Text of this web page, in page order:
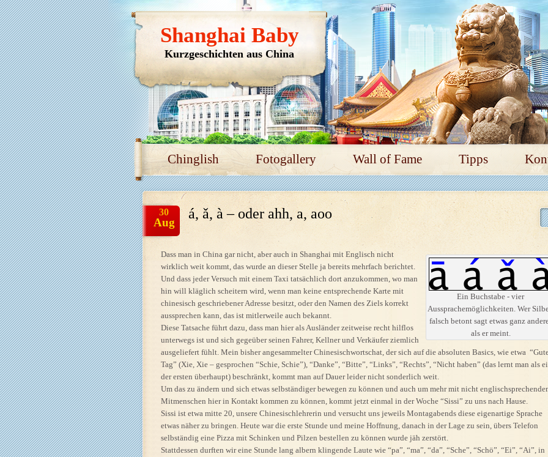
Chinglish Fotogallery Wall of Fame Tipps
Shanghai Baby
Kurzgeschichten aus China
á, ǎ, à – oder ahh, a, aoo
30
Aug
Ein Buchstabe - vier
Aussprachemöglichkeiten. Wer
falsch betont sagt etwas ganz
als er meint.
Dass man in China gar nicht, aber auch in Shanghai mit Englisch nicht
wirklich weit kommt, das wurde an dieser Stelle ja bereits mehrfach berichtet.
Und dass jeder Versuch mit einem Taxi tatsächlich dort anzukommen, wo man
hin will kläglich scheitern wird, wenn man keine entsprechende Karte mit
chinesisch geschriebener Adresse besitzt, oder den Namen des Ziels korrekt
aussprechen kann, das ist mitlerweile auch bekannt.
Diese Tatsache führt dazu, dass man hier als Ausländer zeitweise recht hilflos
unterwegs ist und sich gegeüber seinen Fahrer, Kellner und Verkäufer ziemlich
ausgeliefert fühlt. Mein bisher angesammelter Chinesischwortschat, der sich auf die absoluten Basics, wie etwa
Tag” (Xie, Xie – gesprochen “Schie, Schie”), “Danke”, “Bitte”, “Links”, “Rechts”, “Nicht haben” (das lernt man als
der ersten überhaupt) beschränkt, kommt man auf Dauer leider nicht sonderlich weit.
Um das zu ändern und sich etwas selbständiger bewegen zu können und auch um mehr mit nicht
Mitmenschen hier in Kontakt kommen zu können, kommt jetzt einmal in der Woche “Sissi” zu uns nach Hause.
Sissi ist etwa mitte 20, unsere Chinesischlehrerin und versucht uns jeweils Montagabends diese eigenartige Sprache
etwas näher zu bringen. Heute war die erste Stunde und meine Hoffnung, danach in der Lage zu sein, übers Telefon
selbständig eine Pizza mit Schinken und Pilzen bestellen zu können wurde jäh zerstört.
Stattdessen durften wir eine Stunde lang albern klingende Laute wie “pa”, “ma”, “da”, “Sche”, “Schö”, “Ei”, “Ai”, in